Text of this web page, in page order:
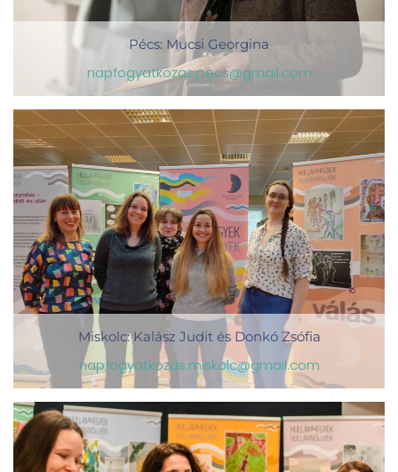
Pécs: Mucsi Georgina
napfogyatkozas.pecs@gmail.com
Miskolc: Kalász Judit és Donkó Zsófia
napfogyatkozas.miskolc@gmail.com